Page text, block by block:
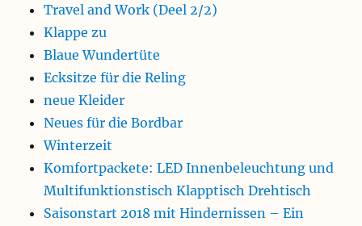
Travel and Work (Deel 2/2)
Klappe zu
Blaue Wundertüte
Ecksitze für die Reling
neue Kleider
Neues für die Bordbar
Winterzeit
Komfortpackete: LED Innenbeleuchtung und
Multifunktionstisch Klapptisch Drehtisch
Saisonstart 2018 mit Hindernissen – Ein